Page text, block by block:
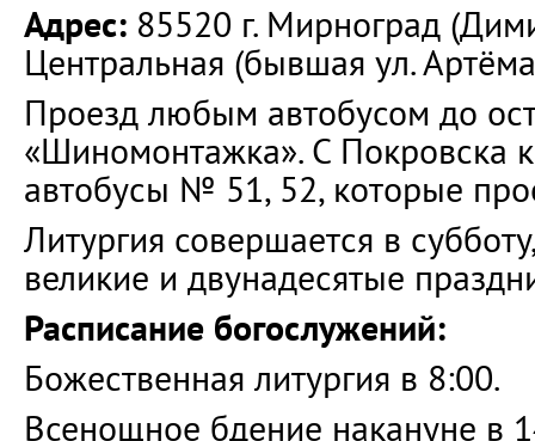
Адрес: 85520 г. Мирноград
Центральная (бывшая ул.
Проезд любым автобусом до
«Шиномонтажка». С Покровска
автобусы № 51, 52, которые
Литургия совершается в
великие и двунадесятые
Расписание богослужений:
Божественная литургия в 8:00.
Всенощное бдение накануне в